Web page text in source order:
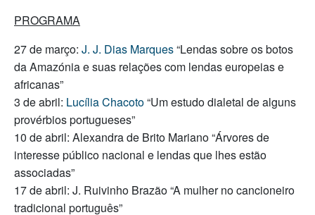
PROGRAMA
27 de março: J. J. Dias Marques“Lendas sobre os botos
da Amazónia e suas relações com lendas europeias e
africanas”
3 de abril: Lucília Chacoto“Um estudo dialetal de alguns
provérbios portugueses”
10 de abril: Alexandra de Brito Mariano “Árvores de
interesse público nacional e lendas que lhes estão
associadas”
17 de abril: J. Ruivinho Brazão “A mulher no cancioneiro
tradicional português”